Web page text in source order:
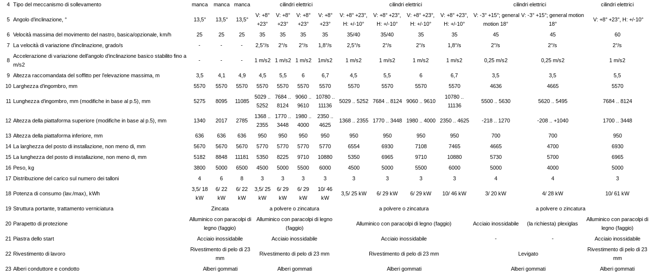
4 Tipo del meccanismo di sollevamento manca manca manca cilindri elettrici cilindri elettrici cilindri elettrici cilindri elettrici
5 Angolo d’inclinazione, ° 13,5° 13,5° 13,5°
V: +8°
+23°
V: +8°
+23°
V: +8°
+23°
V: +8°
+23°
V: +8° +23°,
H: +/-10°
V: +8° +23°,
H: +/-10°
V: +8° +23°,
H: +/-10°
V: +8° +23°,
H: +/-10°
V: -3° +15°; general
motion 18°
V: -3° +15°; general motion
18°
V: +8° +23°, H: +/-10°
6 Velocità massima del movimento del nastro, basica/opzionale, km/h 25 25 25 35 35 35 35 35/40 35/40 35 35 45 45
60
7
La velocità di variazione d’inclinazione, grado/s - - - 2,5°/s 2°/s 2°/s 1,8°/s 2,5°/s 2°/s 2°/s 1,8°/s 2°/s 2°/s 2°/s
8
Accelerazione di variazione dell’angolo d’inclinazione basico stabilito fino a
m/s2
- - - 1 m/s2 1 m/s2 1 m/s2 1m/s2 1 m/s2 1 m/s2 1 m/s2 1 m/s2 0,25 m/s2 0,25 m/s2 1 m/s2
9 Altezza raccomandata del soffitto per l’elevazione massima, m 3,5 4,1 4,9 4,5 5,5 6 6,7 4,5 5,5 6 6,7 3,5 3,5
5,5
10 Larghezza d’ingombro, mm 5570 5570 5570 5570 5570 5570 5570 5570 5570 5570 5570 4636 4665 5570
11 Lunghezza d’ingombro, mm (modifiche in base al p.5), mm 5275 8095 11085
5029 ..
5252
7684 ..
8124
9060 ..
9610
10780 ..
11136
5029 .. 5252 7684 .. 8124 9060 .. 9610
10780 ..
11136
5500 .. 5630 5620 .. 5495 7684 .. 8124
12 Altezza della piattaforma superiore (modifiche in base al p.5), mm 1340 2017 2785
1368 ..
2355
1770 ..
3448
1980 ..
4000
2350 ..
4625
1368 .. 2355 1770 .. 3448 1980 .. 4000 2350 .. 4625 -218 .. 1270 -208 .. +1040 1700 .. 3448
13 Altezza della piattaforma inferiore, mm 636 636 636 950 950 950 950 950 950 950 950 700 700
950
14 La larghezza del posto di installazione, non meno di, mm 5670 5670 5670 5770 5770 5770 5770 6554 6930 7108 7465 4665 4700
6930
15 La lunghezza del posto di installazione, non meno di, mm 5182 8848 11181 5350 8225 9710 10880 5350 6965 9710 10880 5730 5700
6965
16 Peso, kg 3800 5000 6500 4500 5000 5500 6000 4500 5000 5500 6000 5000 4000
5000
17 Distribuzione del carico sul numero dei talloni 4 6 8 3 3 3 3 3 3 3 3 4 4 3
18 Potenza di consumo (lav./max), kWh
3,5/ 18
kW
6/ 22
kW
6/ 22
kW
3,5/ 25
kW
6/ 29
kW
6/ 29
kW
10/ 46
kW
3,5/ 25 kW 6/ 29 kW 6/ 29 kW 10/ 46 kW 3/ 20 kW 4/ 28 kW 10/ 61 kW
19 Struttura portante, trattamento verniciatura Zincata a polvere o zincatura a polvere o zincatura a polvere o zincatura
20 Parapetto di protezione
Alluminico con paracolpi di
legno (faggio)
Alluminico con paracolpi di legno
(faggio)
Alluminico con paracolpi di legno (faggio) Acciaio inossidabile (la richiesta) plexiglas
Alluminico con paracolpi di
legno (faggio)
21 Piastra dello start Acciaio inossidabile Acciaio inossidabile Acciaio inossidabile - - Acciaio inossidabile
22 Rivestimento di lavoro
Rivestimento di pelo di 23
mm
Rivestimento di pelo di 23 mm Rivestimento di pelo di 23 mm Levigato
Rivestimento di pelo di 23
mm
23 Alberi conduttore e condotto Alberi gommati Alberi gommati Alberi gommati Alberi gommati
Alberi gommati